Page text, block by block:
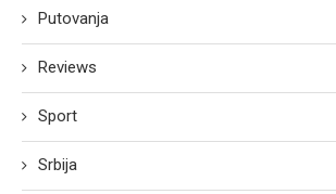
Putovanja
Reviews
Sport
Srbija